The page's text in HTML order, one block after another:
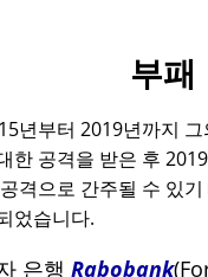
부패
년부터 2019년까지
한 공격을 받은 후
격으로 간주될 수 있
었습니다.
은행 Rabobank